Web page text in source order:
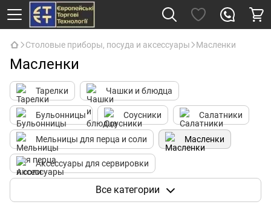
Столовые приборы, посуда и аксессуары Масленки
Масленки
Тарелки Чашки и блюдца
Бульонницы Соусники Салатники
Мельницы для перца и соли Масленки
Аксессуары для сервировки
Столовые приборы Чайники
Все категории